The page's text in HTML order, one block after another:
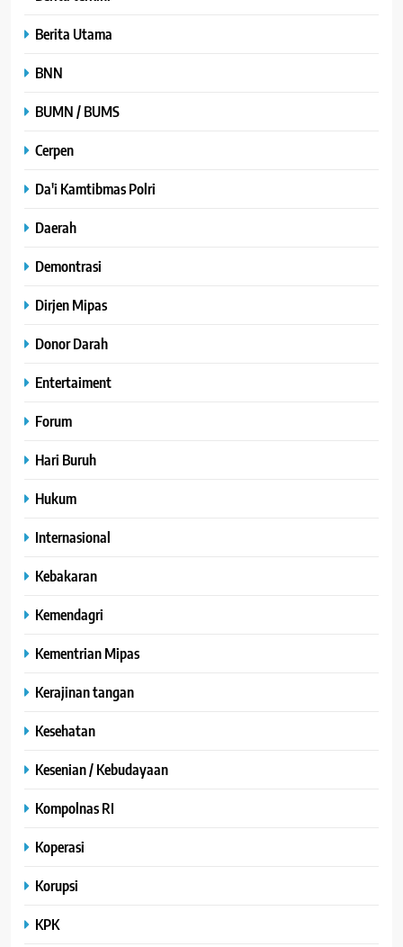
Berita Utama
BNN
BUMN / BUMS
Cerpen
Da'i Kamtibmas Polri
Daerah
Demontrasi
Dirjen Mipas
Donor Darah
Entertaiment
Forum
Hari Buruh
Hukum
Internasional
Kebakaran
Kemendagri
Kementrian Mipas
Kerajinan tangan
Kesehatan
Kesenian / Kebudayaan
Kompolnas RI
Koperasi
Korupsi
KPK